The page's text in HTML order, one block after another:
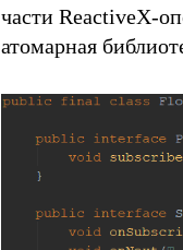
части ReactiveX-
атомарная